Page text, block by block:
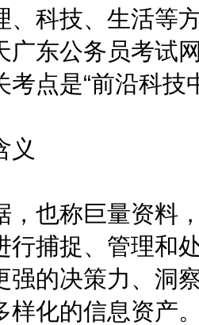
、科技、生活等
广东公务员考试
考点是“前沿科技
称巨量资料，
行捕捉、管理和
强的决策力、洞
样化的信息资产